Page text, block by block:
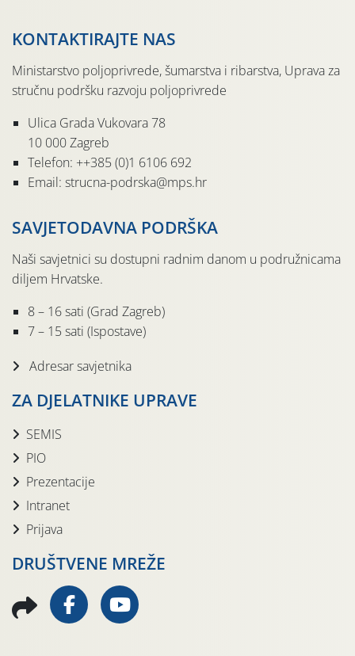
KONTAKTIRAJTE NAS
Ministarstvo poljoprivrede, šumarstva i ribarstva, Uprava za
stručnu podršku razvoju poljoprivrede
Ulica Grada Vukovara 78
10 000 Zagreb
Telefon: ++385 (0)1 6106 692
Email: strucna-podrska@mps.hr
SAVJETODAVNA PODRŠKA
Naši savjetnici su dostupni radnim danom u podružnicama
diljem Hrvatske.
8 – 16 sati (Grad Zagreb)
7 – 15 sati (Ispostave)
Adresar savjetnika
ZA DJELATNIKE UPRAVE
SEMIS
PIO
Prezentacije
Intranet
Prijava
DRUŠTVENE MREŽE